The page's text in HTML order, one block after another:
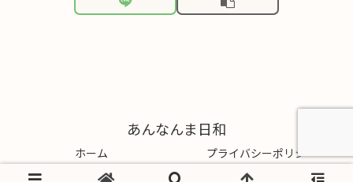
あんなんま日和
ホーム
プライバシーポリシー